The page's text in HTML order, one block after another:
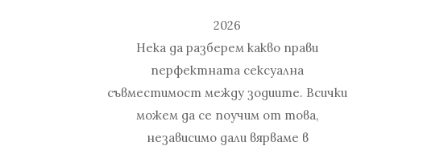
2026
Нека да разберем какво прави
перфектната сексуална
съвместимост между зодиите. Всички
можем да се поучим от това,
независимо дали вярваме в